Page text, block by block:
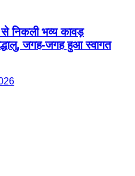
निकली भव्य कावड़
जगह-जगह हुआ स्वागत